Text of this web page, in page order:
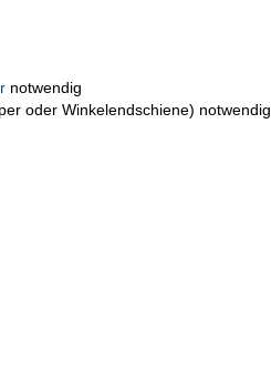
notwendig
oder Winkelendschiene) notwendig